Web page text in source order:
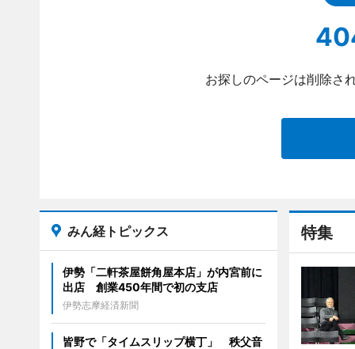
お探しのページは削除さ
特集
みん経トピックス
伊勢「二軒茶屋餅角屋本店」が内宮前に
出店 創業450年間で初の支店
伊勢志摩経済新聞
皆野で「タイムスリップ横丁」 秩父音